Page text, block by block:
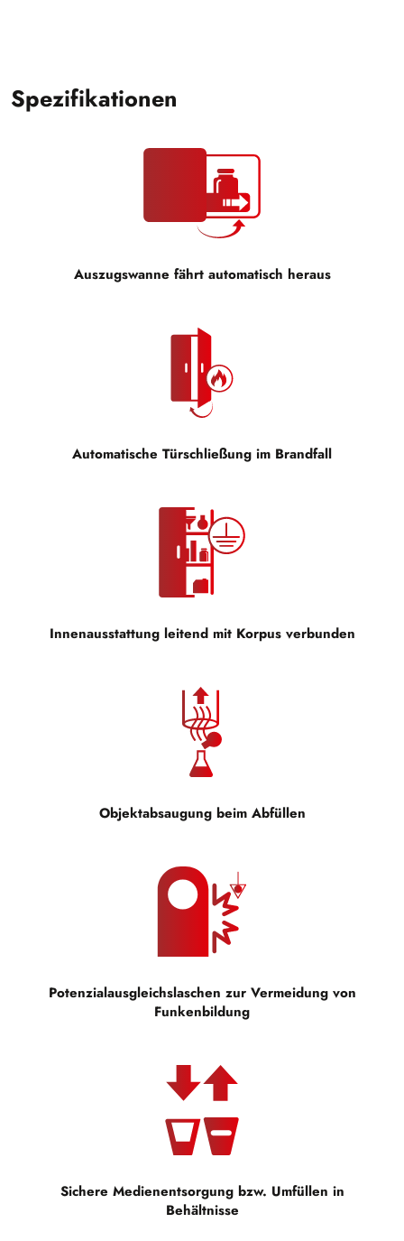
Spezifikationen
Auszugswanne fährt automatisch heraus
Automatische Türschließung im Brandfall
Innenausstattung leitend mit Korpus verbunden
Objektabsaugung beim Abfüllen
Potenzialausgleichslaschen zur Vermeidung von
Funkenbildung
Sichere Medienentsorgung bzw. Umfüllen in
Behältnisse